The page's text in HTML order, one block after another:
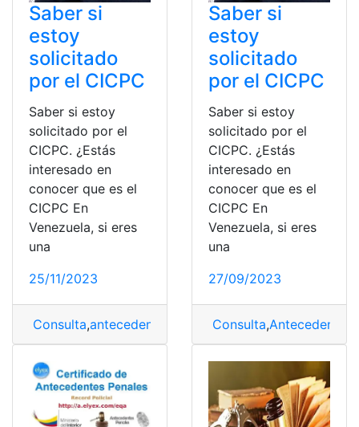
Saber si
estoy
solicitado
por el CICPC
Saber si estoy
solicitado por el
CICPC. ¿Estás
interesado en
conocer que es el
CICPC En
Venezuela, si eres
una
25/11/2023
Consulta,antecedentes Antecedentes penales,CICPC
Saber si
estoy
solicitado
por el CICPC
Saber si estoy
solicitado por el
CICPC. ¿Estás
interesado en
conocer que es el
CICPC En
Venezuela, si eres
una
27/09/2023
Consulta,Antecedentes